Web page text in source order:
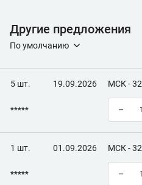
Другие предложения
По умолчанию
5 шт. 19.09.2026 МСК -
***** –
1 шт. 01.09.2026 МСК -
***** –